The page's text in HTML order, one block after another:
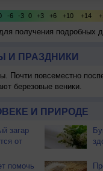
получения подробных
И ПРАЗДНИКИ
Почти повсеместно
березовые веники.
И ПРИРОДЕ
загар
от
помочь